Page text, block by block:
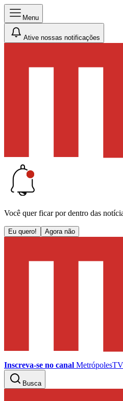
Menu
Ative nossas notificações
Você quer ficar por dentro das
Eu quero! Agora não
Inscreva-se no canal
Busca